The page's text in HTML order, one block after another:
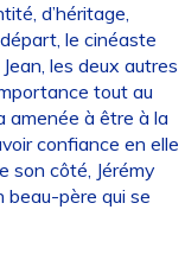
d’héritage,
le cinéaste
les deux autres
tout au
amenée à être à la
confiance en elle
son côté, Jérémy
beau-père qui se